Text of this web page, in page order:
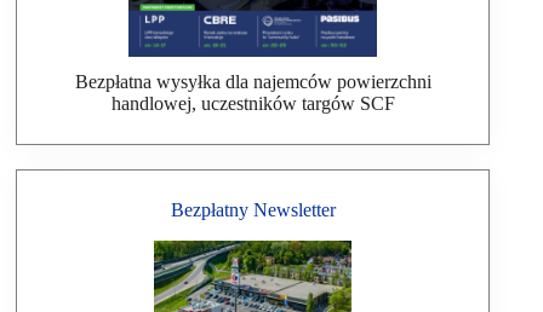
Bezpłatna wysyłka dla najemców powierzchni
handlowej, uczestników targów SCF
Bezpłatny Newsletter